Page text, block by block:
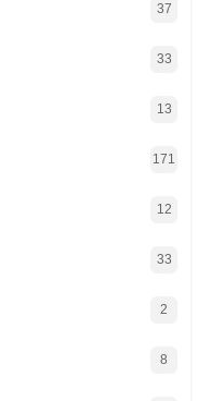
37
33
13
171
12
33
2
8